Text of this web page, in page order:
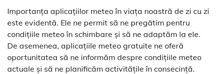
Importanța aplicațiilor meteo în viața noastră de zi cu zi
este evidentă. Ele ne permit să ne pregătim pentru
condițiile meteo în schimbare și să ne adaptăm la ele.
De asemenea, aplicațiile meteo gratuite ne oferă
oportunitatea să ne informăm despre condițiile meteo
actuale și să ne planificăm activitățile în consecință.